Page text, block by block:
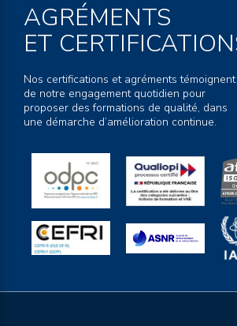
AGRÉMENTS
ET
Nos certifications et agréments témoignent
de notre engagement quotidien pour
proposer des formations de qualité, dans
une démarche d’amélioration continue.